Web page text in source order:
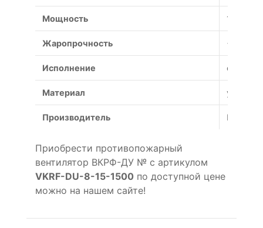
Мощность 15 кВт
Жаропрочность +600°С
Исполнение
Материал
Производитель Россия
Приобрести противопожарный
вентилятор ВКРФ-ДУ № с артикулом
VKRF-DU-8-15-1500 по доступной цене
можно на нашем сайте!